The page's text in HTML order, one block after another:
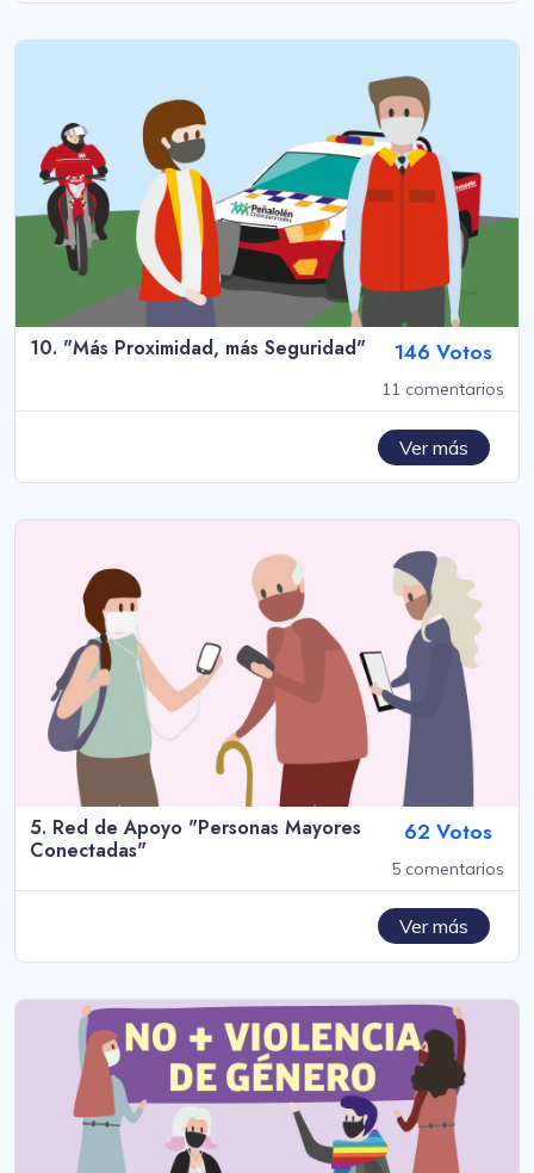
10. "Más Proximidad, más Seguridad" 146 Votos
11 comentarios
Ver más
5. Red de Apoyo "Personas Mayores
Conectadas"
62 Votos
5 comentarios
Ver más